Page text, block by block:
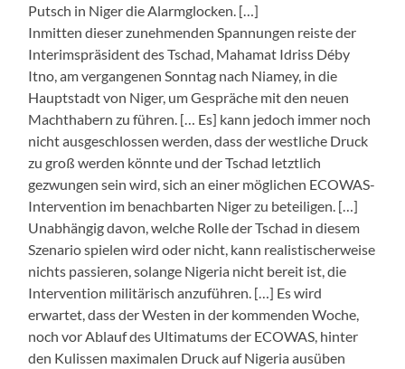
Putsch in Niger die Alarmglocken. […]
Inmitten dieser zunehmenden Spannungen reiste der
Interimspräsident des Tschad, Mahamat Idriss Déby
Itno, am vergangenen Sonntag nach Niamey, in die
Hauptstadt von Niger, um Gespräche mit den neuen
Machthabern zu führen. [… Es] kann jedoch immer noch
nicht ausgeschlossen werden, dass der westliche Druck
zu groß werden könnte und der Tschad letztlich
gezwungen sein wird, sich an einer möglichen ECOWAS-
Intervention im benachbarten Niger zu beteiligen. […]
Unabhängig davon, welche Rolle der Tschad in diesem
Szenario spielen wird oder nicht, kann realistischerweise
nichts passieren, solange Nigeria nicht bereit ist, die
Intervention militärisch anzuführen. […] Es wird
erwartet, dass der Westen in der kommenden Woche,
noch vor Ablauf des Ultimatums der ECOWAS, hinter
den Kulissen maximalen Druck auf Nigeria ausüben